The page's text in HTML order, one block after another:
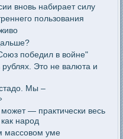
вновь набирает силу
пользования
победил в войне"
рублях. Это не валюта и
Мы –
— практически весь
народ
массовом уме